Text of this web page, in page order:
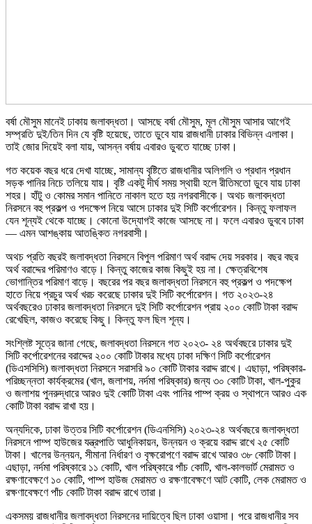
বর্ষা মৌসুম মানেই ঢাকায় জলাবদ্ধতা। আসছে বর্ষা মৌসুম, মূল মৌসুম আসার আগেই
সম্প্রতি দুই/তিন দিন যে বৃষ্টি হয়েছে, তাতে ডুবে যায় রাজধানী ঢাকার বিভিন্ন এলাকা।
তাই জোর দিয়েই বলা যায়, আসন্ন বর্ষায় এবারও ডুবতে যাচ্ছে ঢাকা।
গত কয়েক বছর ধরে দেখা যাচ্ছে, সামান্য বৃষ্টিতে রাজধানীর অলিগলি ও প্রধান প্রধান
সড়ক পানির নিচে তলিয়ে যায়। বৃষ্টি একটু দীর্ঘ সময় স্থায়ী হলে রীতিমতো ডুবে যায় ঢাকা
শহর। হাঁটু ও কোমর সমান পানিতে নাকাল হতে হয় নগরবাসীকে। অথচ জলাবদ্ধতা
নিরসনে বহু প্রকল্প ও পদক্ষেপ নিয়ে আসে ঢাকার দুই সিটি কর্পোরেশন। কিন্তু ফলাফল
যেন শূন্যই থেকে যাচ্ছে। কোনো উদ্যোগই কাজে আসছে না। ফলে এবারও ডুববে ঢাকা
— এমন আশঙ্কায় আতঙ্কিত নগরবাসী।
অথচ প্রতি বছরই জলাবদ্ধতা নিরসনে বিপুল পরিমাণ অর্থ বরাদ্দ দেয় সরকার। বছর বছর
অর্থ বরাদ্দের পরিমাণও বাড়ে। কিন্তু কাজের কাজ কিছুই হয় না। ক্ষেত্রবিশেষ
ভোগান্তির পরিমাণ বাড়ে। বছরের পর বছর জলাবদ্ধতা নিরসনে বহু প্রকল্প ও পদক্ষেপ
হাতে নিয়ে প্রচুর অর্থ খরচ করেছে ঢাকার দুই সিটি কর্পোরেশন। গত ২০২৩-২৪
অর্থবছরেও ঢাকার জলাবদ্ধতা নিরসনে দুই সিটি কর্পোরেশন প্রায় ২০০ কোটি টাকা বরাদ্দ
রেখেছিল, কাজও করেছে কিছু। কিন্তু ফল ছিল শূন্য।
সংশ্লিষ্ট সূত্রে জানা গেছে, জলাবদ্ধতা নিরসনে গত ২০২৩- ২৪ অর্থবছরে ঢাকার দুই
সিটি কর্পোরেশনের বরাদ্দের ২০০ কোটি টাকার মধ্যে ঢাকা দক্ষিণ সিটি কর্পোরেশন
(ডিএসসিসি) জলাবদ্ধতা নিরসনে সরাসরি ৯০ কোটি টাকার বরাদ্দ রাখে। এছাড়া, পরিষ্কার-
পরিচ্ছন্নতা কার্যক্রমের (খাল, জলাশয়, নর্দমা পরিষ্কার) জন্য ৩০ কোটি টাকা, খাল-পুকুর
ও জলাশয় পুনরুদ্ধারে আরও দুই কোটি টাকা এবং পানির পাম্প ক্রয় ও স্থাপনে আরও এক
কোটি টাকা বরাদ্দ রাখা হয়।
অন্যদিকে, ঢাকা উত্তর সিটি কর্পোরেশন (ডিএনসিসি) ২০২৩-২৪ অর্থবছরে জলাবদ্ধতা
নিরসনে পাম্প হাউজের যন্ত্রপাতি আধুনিকায়ন, উন্নয়ন ও ক্রয়ে বরাদ্দ রাখে ২৫ কোটি
টাকা। খালের উন্নয়ন, সীমানা নির্ধারণ ও বৃক্ষরোপণে বরাদ্দ রাখে আরও ৩৮ কোটি টাকা।
এছাড়া, নর্দমা পরিষ্কারে ১১ কোটি, খাল পরিষ্কারে পাঁচ কোটি, খাল-কালভার্ট মেরামত ও
রক্ষণাবেক্ষণে ১০ কোটি, পাম্প হাউজ মেরামত ও রক্ষণাবেক্ষণে আট কোটি, লেক মেরামত ও
রক্ষণাবেক্ষণে পাঁচ কোটি টাকা বরাদ্দ রাখে তারা।
একসময় রাজধানীর জলাবদ্ধতা নিরসনের দায়িত্বে ছিল ঢাকা ওয়াসা। পরে রাজধানীর সব